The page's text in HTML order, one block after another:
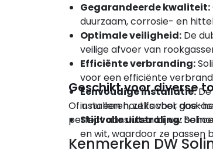
Gegarandeerde kwaliteit:
duurzaam, corrosie- en
Optimale veiligheid: De
veilige afvoer van
Efficiënte verbranding:
voor een efficiënte
Eenvoudige installatie:De
installeren, zelfs voor doe-
Stijlvolle uitstraling:
en wit, waardoor ze passen
Geschikt voor diverse
Of u nu een houtkachel,
perfect aansluiten bij uw
Kenmerken DW